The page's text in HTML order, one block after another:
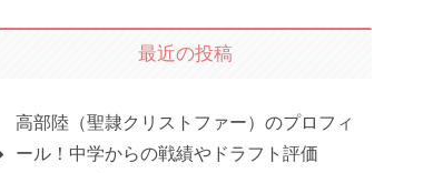
最近の投稿
高部陸（聖隷クリストファー）のプロフィ
ール！中学からの戦績やドラフト評価